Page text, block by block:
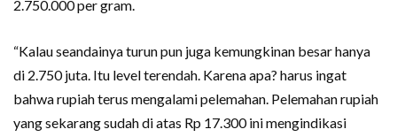
2.750.000 per gram.
“Kalau seandainya turun pun juga kemungkinan besar hanya
di 2.750 juta. Itu level terendah. Karena apa? harus ingat
bahwa rupiah terus mengalami pelemahan. Pelemahan rupiah
yang sekarang sudah di atas Rp 17.300 ini mengindikasi